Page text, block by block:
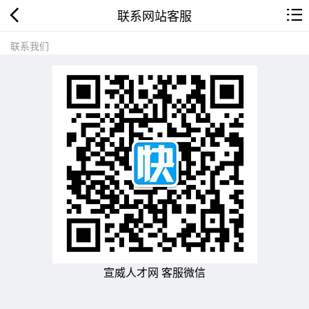
联系网站客服
联系我们
宣威人才网 客服微信